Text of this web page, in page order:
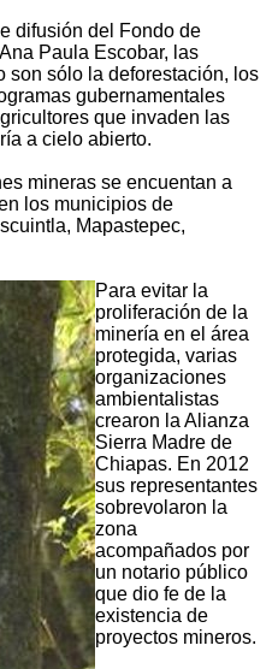
difusión del Fondo de
Paula Escobar, las
son sólo la deforestación, los
gubernamentales
que invaden las
a cielo abierto.
mineras se encuentan a
los municipios de
Mapastepec,
Para evitar la
proliferación de la
minería en el área
protegida, varias
organizaciones
ambientalistas
crearon la Alianza
Sierra Madre de
Chiapas. En 2012
sus representantes
sobrevolaron la
zona
acompañados por
un notario público
que dio fe de la
existencia de
proyectos mineros.